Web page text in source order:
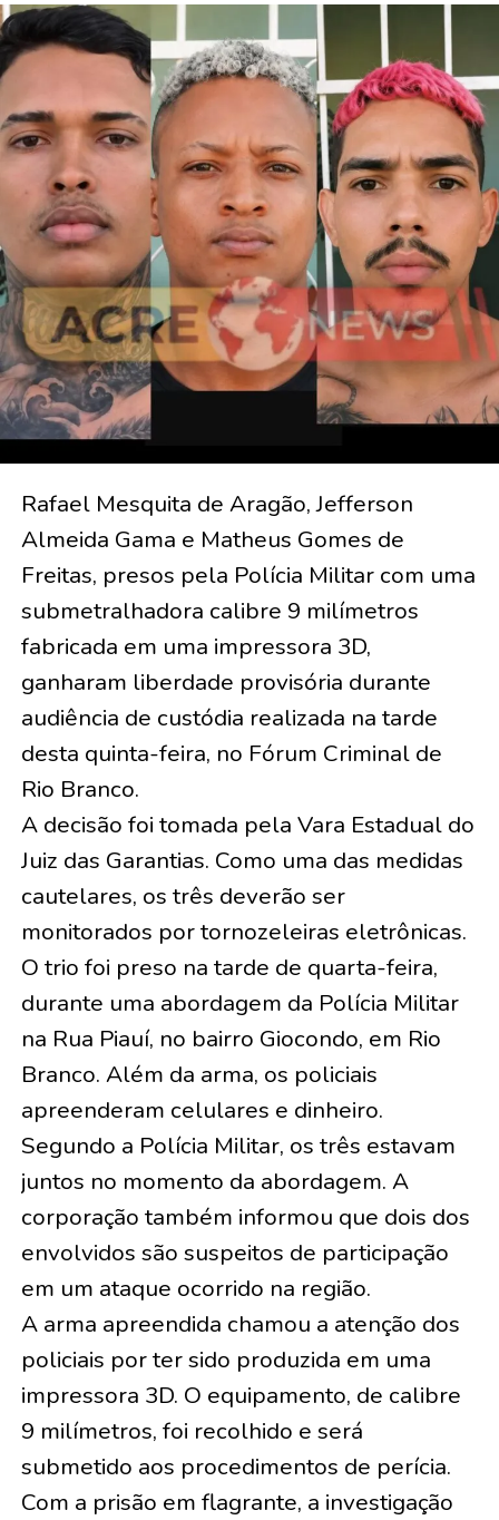
Rafael Mesquita de Aragão, Jefferson
Almeida Gama e Matheus Gomes de
Freitas, presos pela Polícia Militar com uma
submetralhadora calibre 9 milímetros
fabricada em uma impressora 3D,
ganharam liberdade provisória durante
audiência de custódia realizada na tarde
desta quinta-feira, no Fórum Criminal de
Rio Branco.
A decisão foi tomada pela Vara Estadual do
Juiz das Garantias. Como uma das medidas
cautelares, os três deverão ser
monitorados por tornozeleiras eletrônicas.
O trio foi preso na tarde de quarta-feira,
durante uma abordagem da Polícia Militar
na Rua Piauí, no bairro Giocondo, em Rio
Branco. Além da arma, os policiais
apreenderam celulares e dinheiro.
Segundo a Polícia Militar, os três estavam
juntos no momento da abordagem. A
corporação também informou que dois dos
envolvidos são suspeitos de participação
em um ataque ocorrido na região.
A arma apreendida chamou a atenção dos
policiais por ter sido produzida em uma
impressora 3D. O equipamento, de calibre
9 milímetros, foi recolhido e será
submetido aos procedimentos de perícia.
Com a prisão em flagrante, a investigação